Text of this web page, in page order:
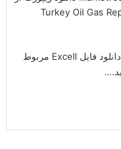
دانلود داده BMI – Industry Statistics برای دانلود فایل Excell مربوط